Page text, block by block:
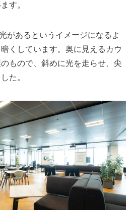
す。
があるというイメージになるよ
くしています。奥に見えるカウ
もので、斜めに光を走らせ、尖
た。